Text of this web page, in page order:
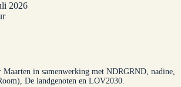
2026
Maarten in samenwerking met NDRGRND, nadine,
De landgenoten en LOV2030.